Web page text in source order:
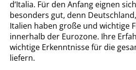
d‘Italia. Für den Anfang eignen
besonders gut, denn
Italien haben große und wichtige
innerhalb der Eurozone. Ihre
wichtige Erkenntnisse für die
liefern.